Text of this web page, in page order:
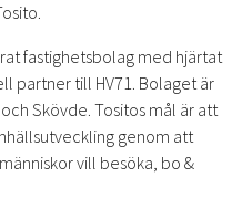
fastighetsbolag med hjärtat
partner till HV71. Bolaget är
Skövde. Tositos mål är att
genom att
vill besöka, bo &